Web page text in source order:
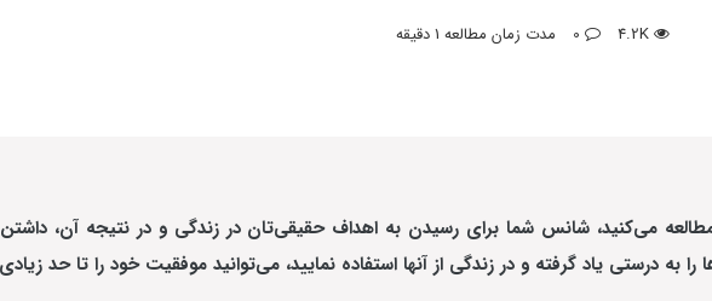
مدت زمان مطالعه 1 دقیقه
مطالعه می‌کنید، شانس شما برای رسیدن به اهداف حقیقی‌تان در زندگی و در نتیجه آن،
به درستی یاد گرفته و در زندگی از آنها استفاده نمایید، می‌توانید موفقیت خود را تا حد